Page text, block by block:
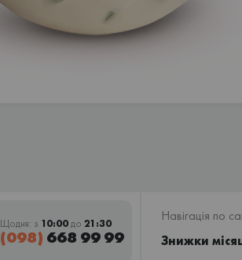
Щодня: з 10:00до 21:30
(098) 668 99 99
Навігація по
Знижки